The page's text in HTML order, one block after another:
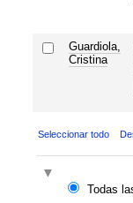
Guardiola,
Cristina
Seleccionar todo
Todas